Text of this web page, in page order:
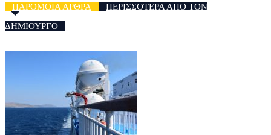
ΠΑΡΟΜΟΙΑ ΑΡΘΡΑ
ΠΕΡΙΣΣΟΤΕΡΑ ΑΠΟ ΤΟΝ
ΔΗΜΙΟΥΡΓΟ